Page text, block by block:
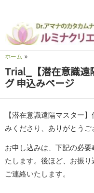
を
キ
ッ
プ
ホーム
Trial_【潜在意識遠
グ 申込みページ
【潜在意識遠隔マスター
みくださり、ありがとうご
お申し込みは、下記の必
たします。後ほど、お振
ご連絡いたします。